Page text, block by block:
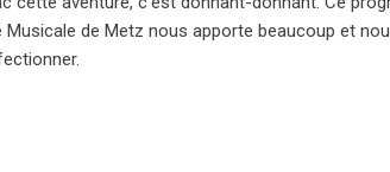
Musicale de Metz nous apporte beaucoup et